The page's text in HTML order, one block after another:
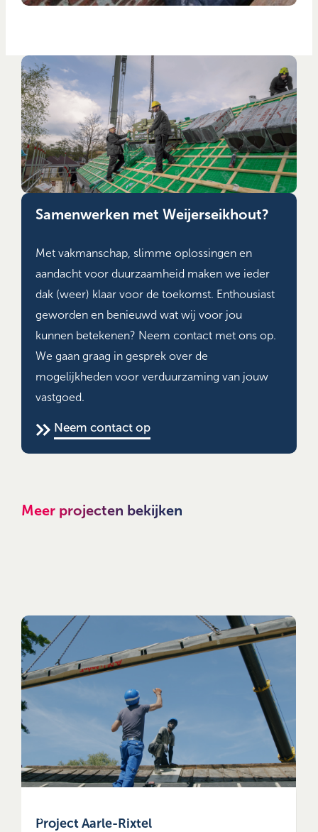
Samenwerken met Weijerseikhout?
Met vakmanschap, slimme oplossingen en
aandacht voor duurzaamheid maken we ieder
dak (weer) klaar voor de toekomst. Enthousiast
geworden en benieuwd wat wij voor jou
kunnen betekenen? Neem contact met ons op.
We gaan graag in gesprek over de
mogelijkheden voor verduurzaming van jouw
vastgoed.
Neem contact op
Meer projecten bekijken
Project Aarle-Rixtel